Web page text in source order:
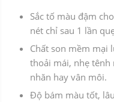
Sắc tố màu đậm
nét chỉ sau 1 lần
Chất son mềm mại
thoải mái, nhẹ
nhăn hay vân môi.
Độ bám màu tốt,